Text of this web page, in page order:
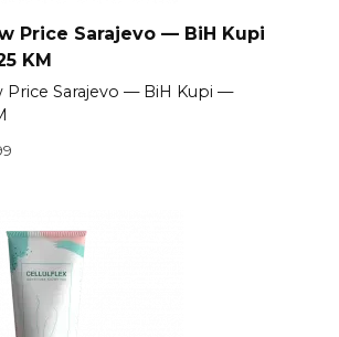
Price Sarajevo — BiH Kupi
KM
Price Sarajevo — BiH Kupi —